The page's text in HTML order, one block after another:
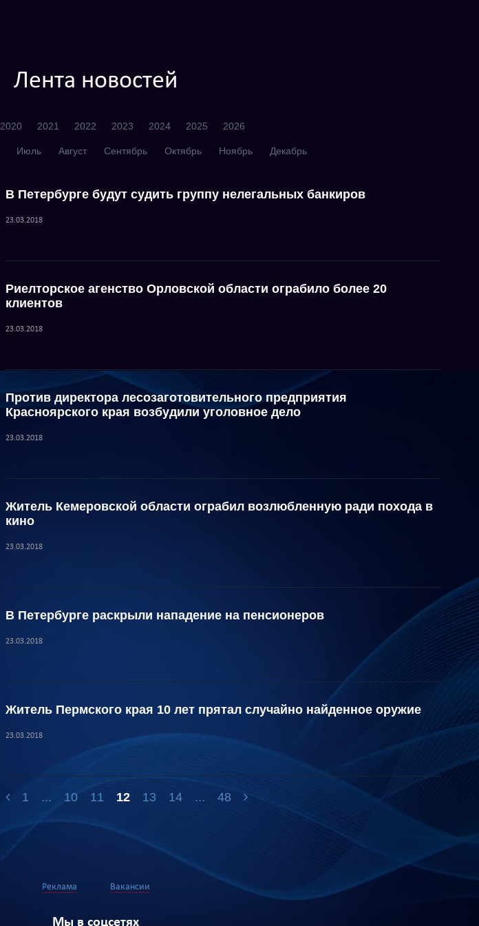
Лента новостей
2020 2021 2022 2023 2024 2025 2026
Июль Август Сентябрь Октябрь Ноябрь Декабрь
В Петербурге будут судить группу нелегальных банкиров
23.03.2018
Риелторское агенство Орловской области ограбило более 20
клиентов
23.03.2018
Против директора лесозаготовительного предприятия
Красноярского края возбудили уголовное дело
23.03.2018
Житель Кемеровской области ограбил возлюбленную ради похода в
кино
23.03.2018
В Петербурге раскрыли нападение на пенсионеров
23.03.2018
Житель Пермского края 10 лет прятал случайно найденное оружие
23.03.2018
1 ... 10 11 12 13 14 ... 48
Реклама Вакансии
Мы в соцсетях